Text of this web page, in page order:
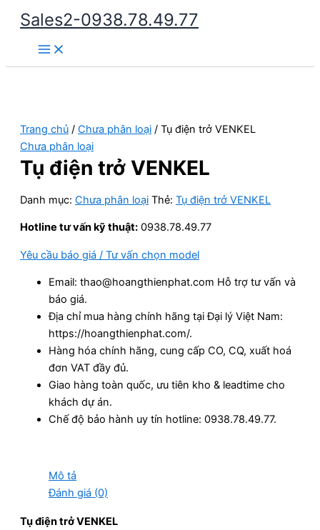
Nhảy
dung
Sales2-0938.78.49.77
Main
Menu
Trang chủ / Chưa phân loại / Tụ điện trở VENKEL
Chưa phân loại
Tụ điện trở VENKEL
Danh mục: Chưa phân loại Thẻ: Tụ điện trở VENKEL
Hotline tư vấn kỹ thuật: 0938.78.49.77
Yêu cầu báo giá / Tư vấn chọn model
Email: thao@hoangthienphat.com Hỗ trợ tư vấn và
báo giá.
Địa chỉ mua hàng chính hãng tại Đại lý Việt Nam:
https://hoangthienphat.com/.
Hàng hóa chính hãng, cung cấp CO, CQ, xuất hoá
đơn VAT đầy đủ.
Giao hàng toàn quốc, ưu tiên kho & leadtime cho
khách dự án.
Chế độ bảo hành uy tín hotline: 0938.78.49.77.
Mô tả
Đánh giá (0)
Tụ điện trở VENKEL